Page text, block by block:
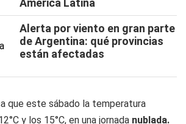
América Latina
Alerta por viento en gran parte
de Argentina: qué provincias
están afectadas
que este sábado la temperatura
y los 15°C, en una jornada nublada.